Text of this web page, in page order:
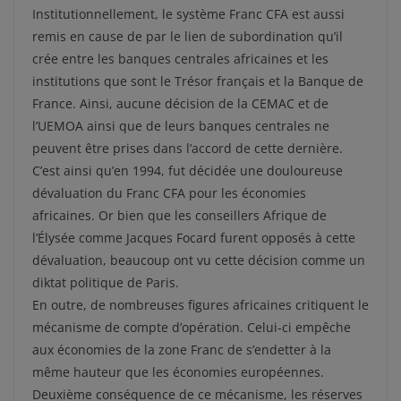
Institutionnellement, le système Franc CFA est aussi
remis en cause de par le lien de subordination qu’il
crée entre les banques centrales africaines et les
institutions que sont le Trésor français et la Banque de
France. Ainsi, aucune décision de la CEMAC et de
l’UEMOA ainsi que de leurs banques centrales ne
peuvent être prises dans l’accord de cette dernière.
C’est ainsi qu’en 1994, fut décidée une douloureuse
dévaluation du Franc CFA pour les économies
africaines. Or bien que les conseillers Afrique de
l’Élysée comme Jacques Focard furent opposés à cette
dévaluation, beaucoup ont vu cette décision comme un
diktat politique de Paris.
En outre, de nombreuses figures africaines critiquent le
mécanisme de compte d’opération. Celui-ci empêche
aux économies de la zone Franc de s’endetter à la
même hauteur que les économies européennes.
Deuxième conséquence de ce mécanisme, les réserves